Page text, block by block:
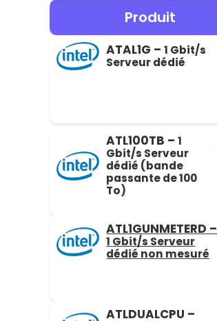
Produit
ATAL1G –1 Gbit/s
Serveur dédié
ATL100TB –1
Gbit/s Serveur
dédié (bande
passante de 100
To)
ATL1GUNMETERD –
1 Gbit/s Serveur
dédié non mesuré
ATLDUALCPU –